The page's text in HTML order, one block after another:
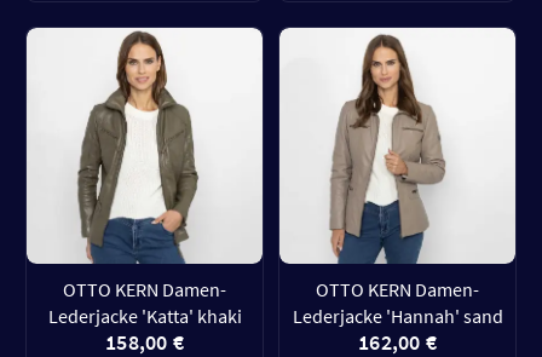
OTTO KERN Damen-
Lederjacke 'Katta' khaki
158,00 €
OTTO KERN Damen-
Lederjacke 'Hannah' sand
162,00 €